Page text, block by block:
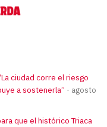
ciudad corre el riesgo
a sostenerla”
agosto
que el histórico Triaca